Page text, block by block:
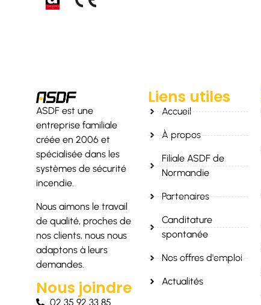
ASDF est une
entreprise familiale
créée en 2006 et
spécialisée dans les
systèmes de sécurité
incendie.
Nous aimons le travail
de qualité, proches de
nos clients, nous nous
adaptons à leurs
demandes.
Nous joindre
02 35 92 33 85
Liens utiles
Accueil
À propos
Filiale ASDF de
Normandie
Partenaires
Canditature
spontanée
Nos offres d'emploi
Actualités